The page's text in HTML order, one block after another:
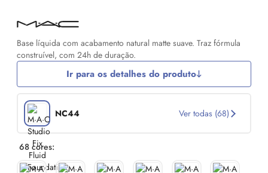
Base líquida com acabamento natural matte suave. Traz fórmula
construível, com 24h de duração.
Ir para os detalhes do produto
NC44 Ver todas (68)
68 cores: